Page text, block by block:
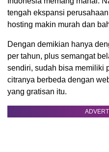
tengah ekspansi
hosting makin murah dan
Dengan demikian hanya
per tahun, plus semangat
sendiri, sudah bisa memiliki
citranya berbeda dengan
yang gratisan itu.